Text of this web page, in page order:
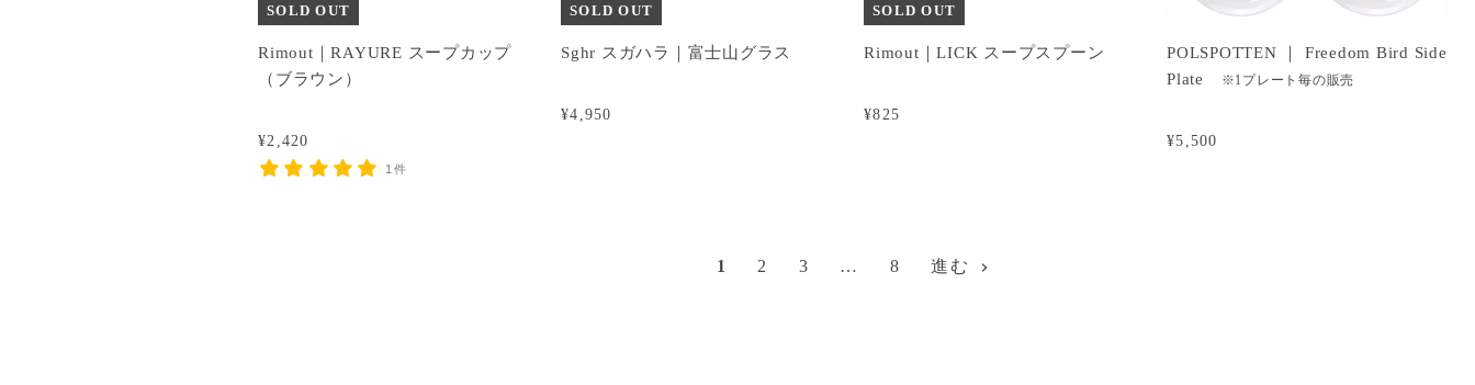
SOLD OUT
¥2,420
Rimout｜RAYURE スープカップ
（ブラウン）
1件
SOLD OUT
¥4,950
Sghr スガハラ｜富士山グラス
SOLD OUT
¥825
Rimout｜LICK スープスプーン
¥5,500
POLSPOTTEN ｜ Freedom Bird Side
Plate
※1プレート毎の販売
1 2 3 … 8 進む